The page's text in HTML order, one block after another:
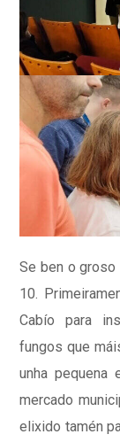
Se ben o
10.
Cabío para
fungos que
unha pequena
mercado
elixido tamén